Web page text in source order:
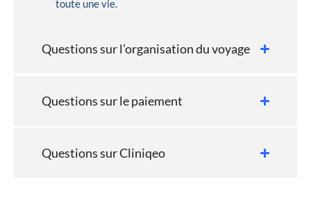
toute une vie.
Questions sur l’organisation du voyage
Questions sur le paiement
Questions sur Cliniqeo